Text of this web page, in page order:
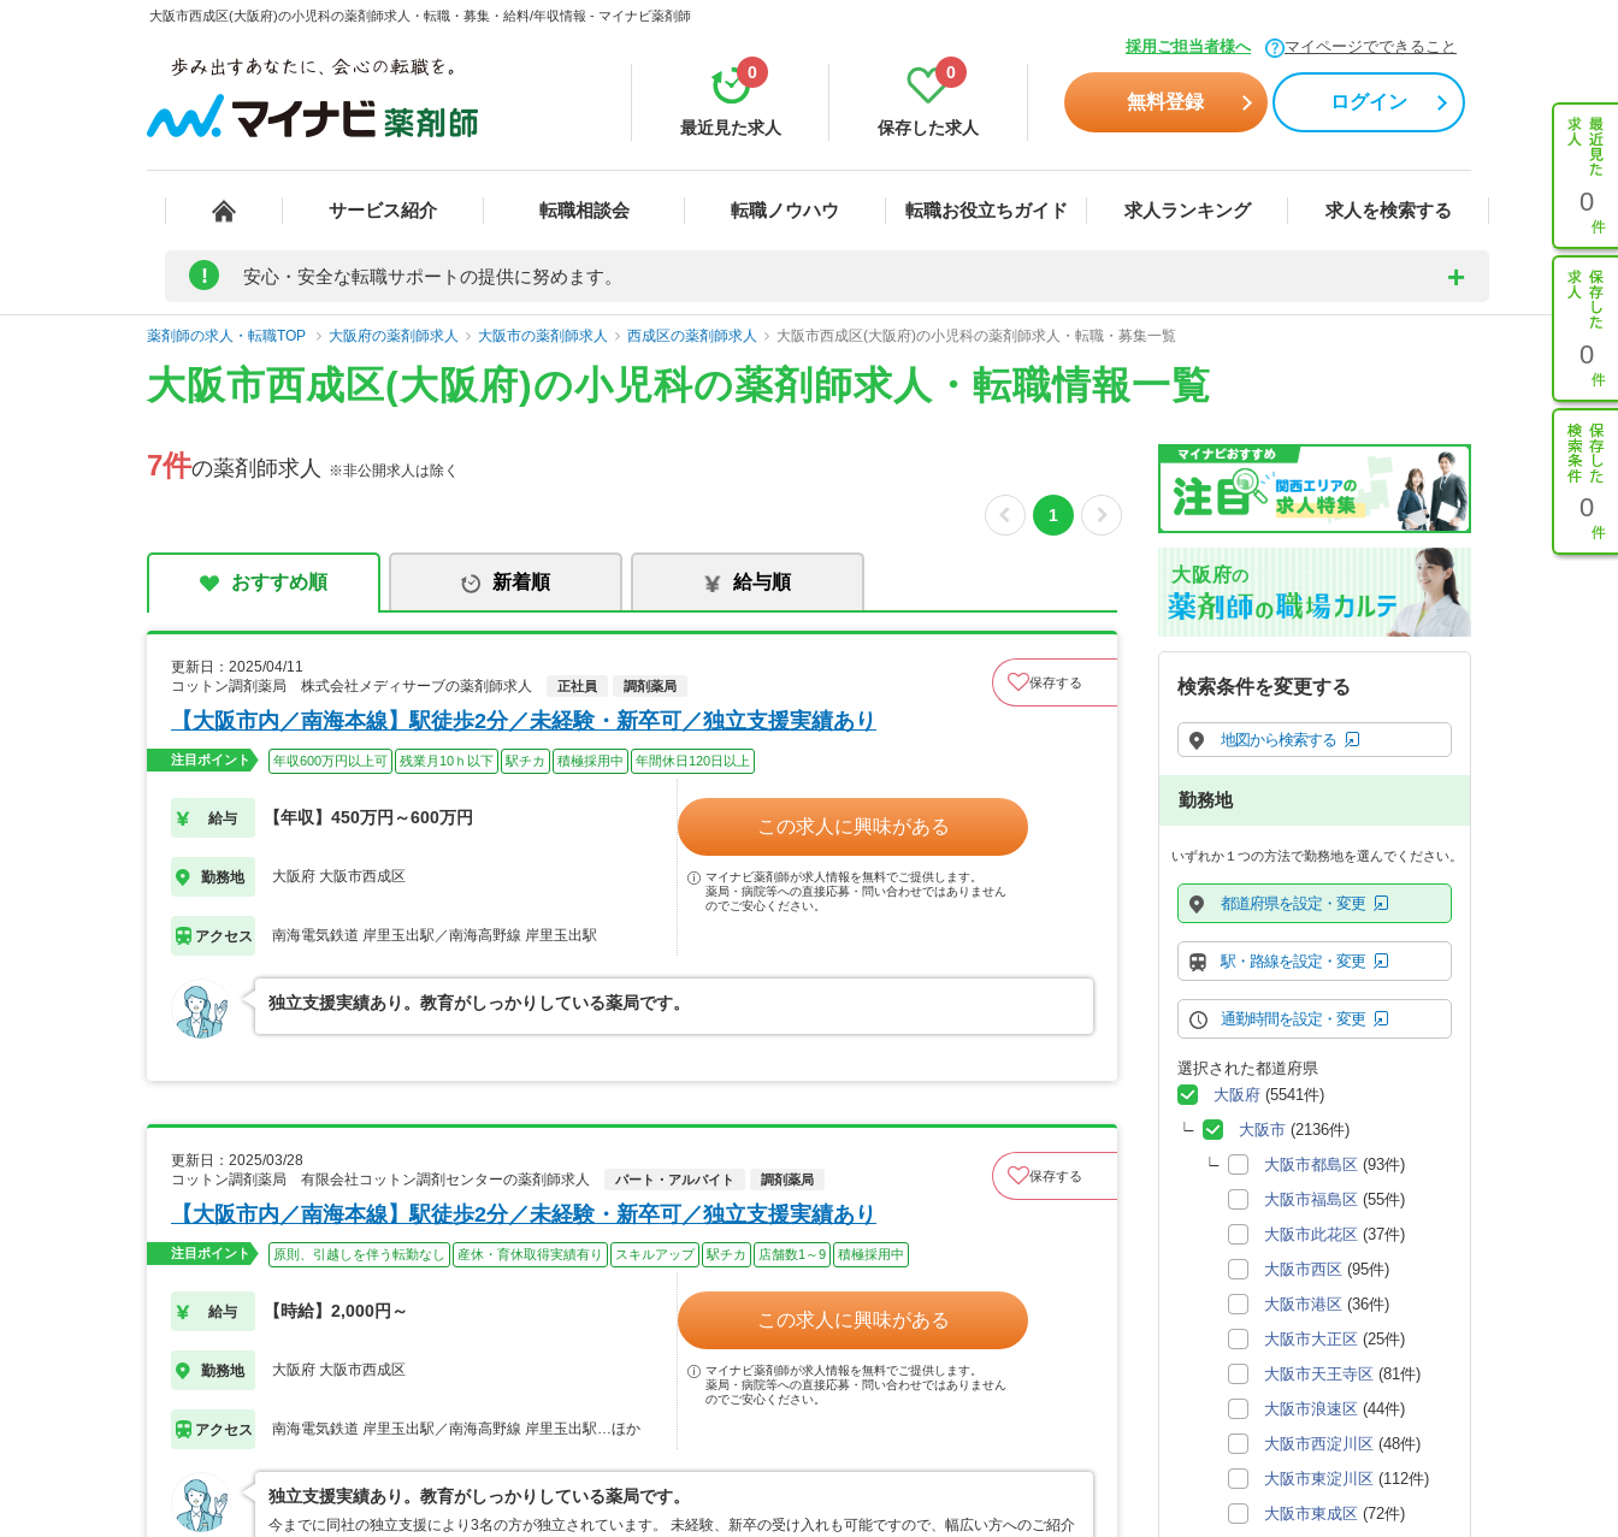
大阪市西成区(大阪府)の小児科の薬剤師求人・転職・募集・給料/年収情報 - マイナビ薬剤師
採用ご担当者様へ マイページでできること
最近見た求人
0
保存した求人
0
無料登録 ログイン
サービス紹介 転職相談会 転職ノウハウ 転職お役立ちガイド 求人ランキング 求人を検索する 0
0
0
! 安心・安全な転職サポートの提供に努めます。
薬剤師の求人・転職TOP 大阪府の薬剤師求人 大阪市の薬剤師求人 西成区の薬剤師求人 大阪市西成区(大阪府)の小児科の薬剤師求人・転職・募集一覧
大阪市西成区(大阪府)の小児科の薬剤師求人・転職情報一覧
7件の薬剤師求人 ※非公開求人は除く
1
おすすめ順 新着順 給与順
更新日：2025/04/11
コットン調剤薬局 株式会社メディサーブの薬剤師求人
正社員 調剤薬局 保存する
【大阪市内／南海本線】駅徒歩2分／未経験・新卒可／独立支援実績あり
注目ポイント 年収600万円以上可 残業月10ｈ以下 駅チカ 積極採用中 年間休日120日以上
給与 【年収】450万円～600万円
勤務地 大阪府 大阪市西成区
アクセス 南海電気鉄道 岸里玉出駅／南海高野線 岸里玉出駅
この求人に興味がある
マイナビ薬剤師が求人情報を無料でご提供します。
薬局・病院等への直接応募・問い合わせではありません
のでご安心ください。
独立支援実績あり。教育がしっかりしている薬局です。
更新日：2025/03/28
コットン調剤薬局 有限会社コットン調剤センターの薬剤師求人
パート・アルバイト 調剤薬局 保存する
【大阪市内／南海本線】駅徒歩2分／未経験・新卒可／独立支援実績あり
注目ポイント 原則、引越しを伴う転勤なし 産休・育休取得実績有り スキルアップ 駅チカ 店舗数1～9 積極採用中
給与 【時給】2,000円～
勤務地 大阪府 大阪市西成区
アクセス 南海電気鉄道 岸里玉出駅／南海高野線 岸里玉出駅…ほか
この求人に興味がある
マイナビ薬剤師が求人情報を無料でご提供します。
薬局・病院等への直接応募・問い合わせではありません
のでご安心ください。
独立支援実績あり。教育がしっかりしている薬局です。
今までに同社の独立支援により3名の方が独立されています。 未経験、新卒の受け入れも可能ですので、幅広い方へのご紹介
大阪府の
検索条件を変更する
地図から検索する
勤務地
いずれか１つの方法で勤務地を選んでください。
都道府県を設定・変更
駅・路線を設定・変更
通勤時間を設定・変更
選択された都道府県
大阪府 (5541件)
大阪市 (2136件)
大阪市都島区 (93件)
大阪市福島区 (55件)
大阪市此花区 (37件)
大阪市西区 (95件)
大阪市港区 (36件)
大阪市大正区 (25件)
大阪市天王寺区 (81件)
大阪市浪速区 (44件)
大阪市西淀川区 (48件)
大阪市東淀川区 (112件)
大阪市東成区 (72件)